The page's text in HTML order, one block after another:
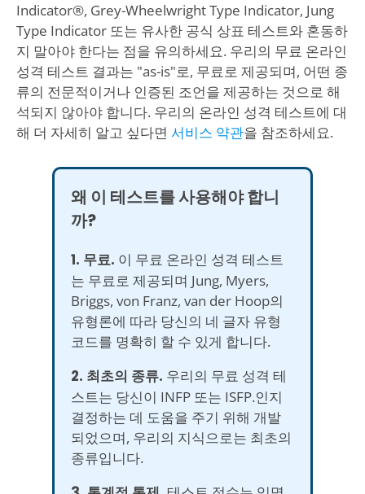
Indicator®, Grey-Wheelwright Type Indicator, Jung
Type Indicator 또는 유사한 공식 상표 테스트와 혼동하
지 말아야 한다는 점을 유의하세요. 우리의 무료 온라인
성격 테스트 결과는 "as-is"로, 무료로 제공되며, 어떤 종
류의 전문적이거나 인증된 조언을 제공하는 것으로 해
석되지 않아야 합니다. 우리의 온라인 성격 테스트에 대
해 더 자세히 알고 싶다면 서비스 약관을 참조하세요.
왜 이 테스트를 사용해야 합니
까?
1. 무료. 이 무료 온라인 성격 테스트
는 무료로 제공되며 Jung, Myers,
Briggs, von Franz, van der Hoop의
유형론에 따라 당신의 네 글자 유형
코드를 명확히 할 수 있게 합니다.
2. 최초의 종류. 우리의 무료 성격 테
스트는 당신이 INFP 또는 ISFP.인지
결정하는 데 도움을 주기 위해 개발
되었으며, 우리의 지식으로는 최초의
종류입니다.